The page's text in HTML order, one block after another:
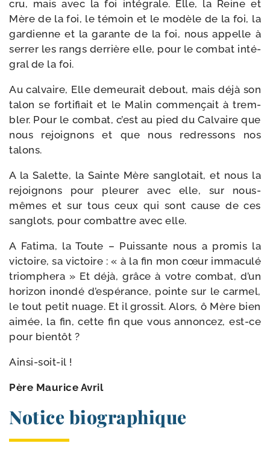
cru, mais avec la foi inté­grale. Elle, la Reine et
Mère de la foi, le témoin et le modèle de la foi, la
gar­dienne et la garante de la foi, nous appelle à
ser­rer les rangs der­rière elle, pour le com­bat inté­
gral de la foi.
Au cal­vaire, Elle demeu­rait debout, mais déjà son
talon se for­ti­fiait et le Malin com­men­çait à trem­
bler. Pour le com­bat, c’est au pied du Calvaire que
nous rejoi­gnons et que nous redres­sons nos
talons.
A la Salette, la Sainte Mère san­glo­tait, et nous la
rejoi­gnons pour pleu­rer avec elle, sur nous-​
mêmes et sur tous ceux qui sont cause de ces
san­glots, pour com­battre avec elle.
A Fatima, la Toute – Puissante nous a pro­mis la
vic­toire, sa vic­toire : « à la fin mon cœur imma­cu­lé
triom­phe­ra » Et déjà, grâce à votre com­bat, d’un
hori­zon inon­dé d’espérance, pointe sur le car­mel,
le tout petit nuage. Et il gros­sit. Alors, ô Mère bien
aimée, la fin, cette fin que vous annon­cez, est-​ce
pour bientôt ?
Ainsi-​soit-​il !
Père Maurice Avril
Notice biographique